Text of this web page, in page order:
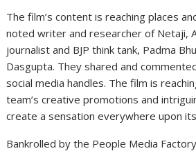
The film’s content is reaching places
noted writer and researcher of Netaji,
journalist and BJP think tank, Padma
Dasgupta. They shared and
social media handles. The film is
team’s creative promotions and
create a sensation everywhere upon
Bankrolled by the People Media